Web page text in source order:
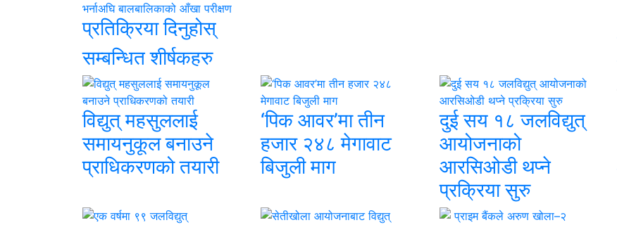
भर्नाअघि बालबालिकाको आँखा परीक्षण
प्रतिक्रिया दिनुहोस्
सम्बन्धित शीर्षकहरु
विद्युत् महसुललाई
समायनुकूल बनाउने
प्राधिकरणको तयारी
‘पिक आवर’मा तीन
हजार २४८ मेगावाट
बिजुली माग
दुई सय १८ जलविद्युत्
आयोजनाको
आरसिओडी थप्ने
प्रक्रिया सुरु